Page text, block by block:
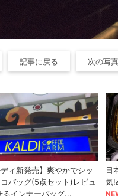
記事に戻る 次の写真